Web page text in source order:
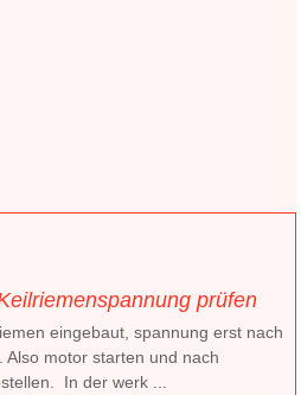
prüfen
eingebaut, spannung erst nach
motor starten und nach
In der werk ...